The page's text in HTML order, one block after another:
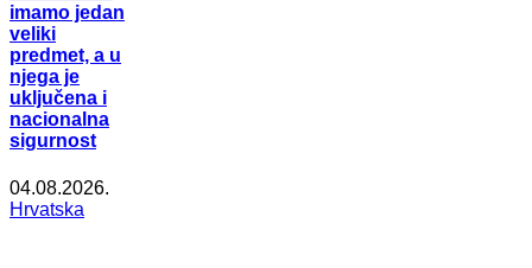
imamo jedan
veliki
predmet, a u
njega je
uključena i
nacionalna
sigurnost
04.08.2026.
Hrvatska